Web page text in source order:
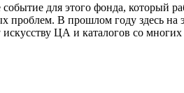
для этого фонда, который
В прошлом году здесь
ЦА и каталогов со